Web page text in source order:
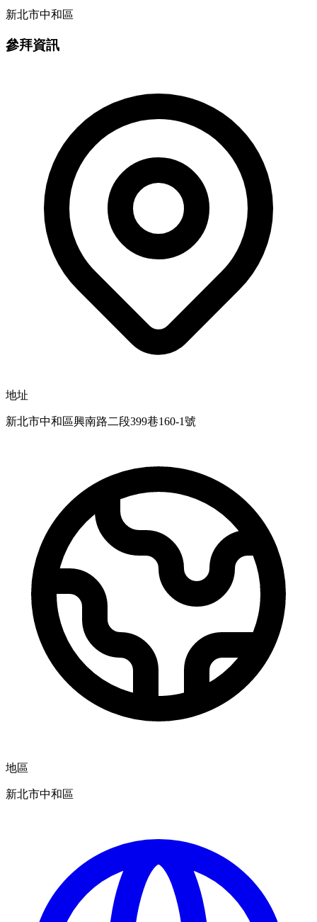
新北市中和區
參拜資訊
地址
新北市中和區興南路二段399巷160-1號
地區
新北市中和區